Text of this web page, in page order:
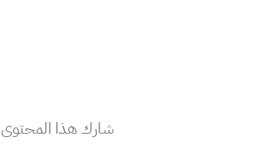
شارك هذا المحتوى